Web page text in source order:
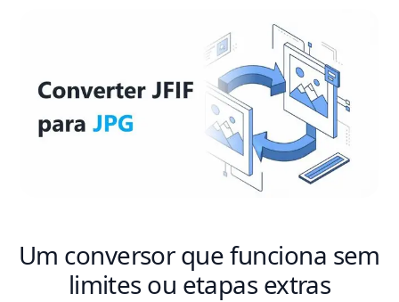
Um conversor que funciona sem
limites ou etapas extras